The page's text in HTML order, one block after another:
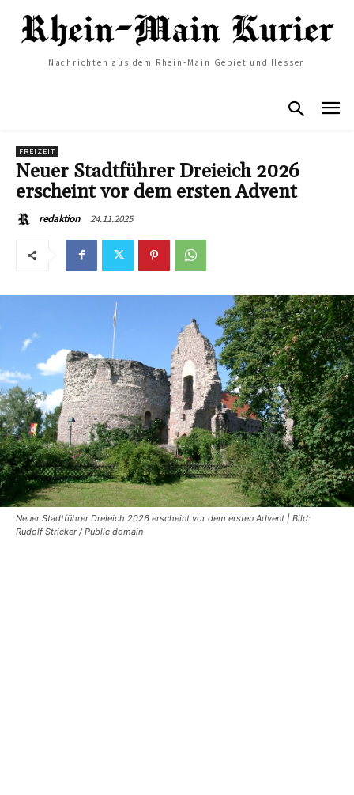
Nachrichten aus dem Rhein-Main Gebiet und Hessen
FREIZEIT
Neuer Stadtführer Dreieich 2026
erscheint vor dem ersten Advent
redaktion 24.11.2025
Neuer Stadtführer Dreieich 2026 erscheint vor dem ersten Advent | Bild:
Rudolf Stricker / Public domain